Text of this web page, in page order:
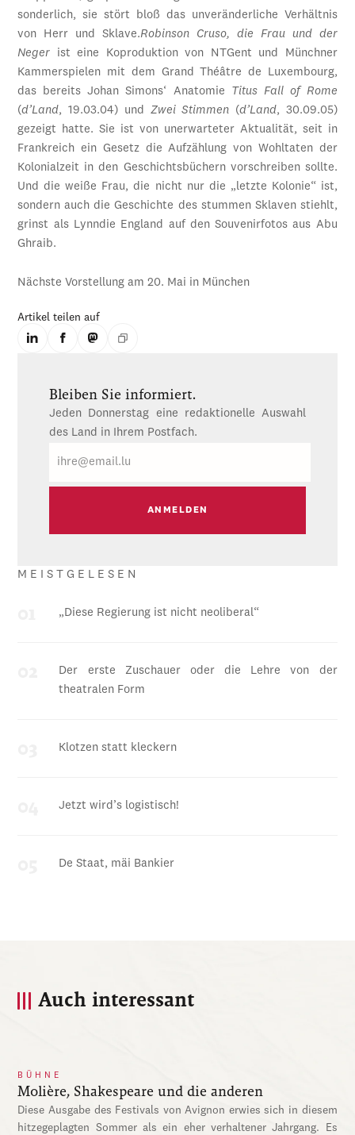
sonderlich, sie stört bloß das unveränderliche Verhältnis
von Herr und Sklave.Robinson Cruso, die Frau und der
Neger ist eine Koproduktion von NTGent und Münchner
Kammerspielen mit dem Grand Théâtre de Luxembourg,
das bereits Johan Simons‘ Anatomie
Titus Fall of Rome
(d’Land, 19.03.04) und Zwei Stimmen (d’Land, 30.09.05)
gezeigt hatte. Sie ist von unerwarteter Aktualität, seit in
Frank­reich ein Gesetz die Aufzählung von Wohltaten der
Kolonialzeit in den Geschichtsbüchern vorschreiben sollte.
Und die weiße Frau, die nicht nur die „letzte Kolonie“ ist,
sondern auch die Geschichte des stummen Sklaven stiehlt,
grinst als Lynndie England auf den Souvenirfotos aus Abu
Ghraib.
Nächste Vorstellung am 20. Mai in München
Artikel teilen auf
Bleiben Sie informiert.
Jeden Donnerstag eine redaktionelle Auswahl
des Land in Ihrem Postfach.
Mail
MEISTGELESEN
„Diese Regierung ist nicht neoliberal“
Der erste Zuschauer oder die Lehre von der
theatralen Form
Klotzen statt kleckern
Jetzt wird’s logistisch!
De Staat, mäi Bankier
Auch interessant
BÜHNE
Molière, Shakespeare und die anderen
Diese Ausgabe des Festivals von Avignon erwies sich in diesem
hitzegeplagten Sommer als ein eher verhaltener Jahrgang. Es